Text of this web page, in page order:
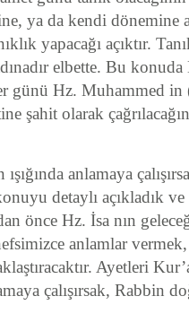
ya da kendi dönemine
yapacağı açıktır.
elbette. Bu
günü Hz. Muhammed in
şahit olarak
anlamaya
detaylı açıkladık
önce Hz. İsa nın
anlamlar
Ayetleri
çalışırsak, Rabbin